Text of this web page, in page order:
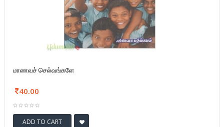
மாணவச் செல்வங்களே
40.00
ADD TO CART